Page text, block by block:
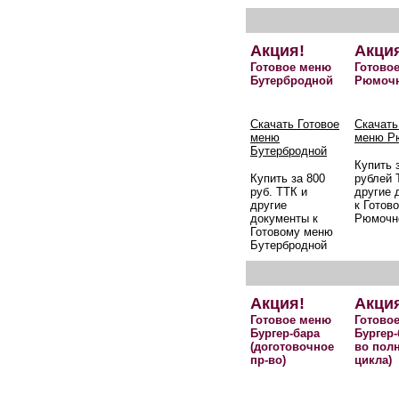
Акция!
Готовое меню
Бутербродной
Скачать Готовое
меню
Бутербродной
Купить за 800
руб. ТТК и
другие
документы к
Готовому меню
Бутербродной
меню
Купить
рублей
другие
к
Акция!
Готовое меню
Бургер-бара
(доготовочное
пр-во)
во
цикла)